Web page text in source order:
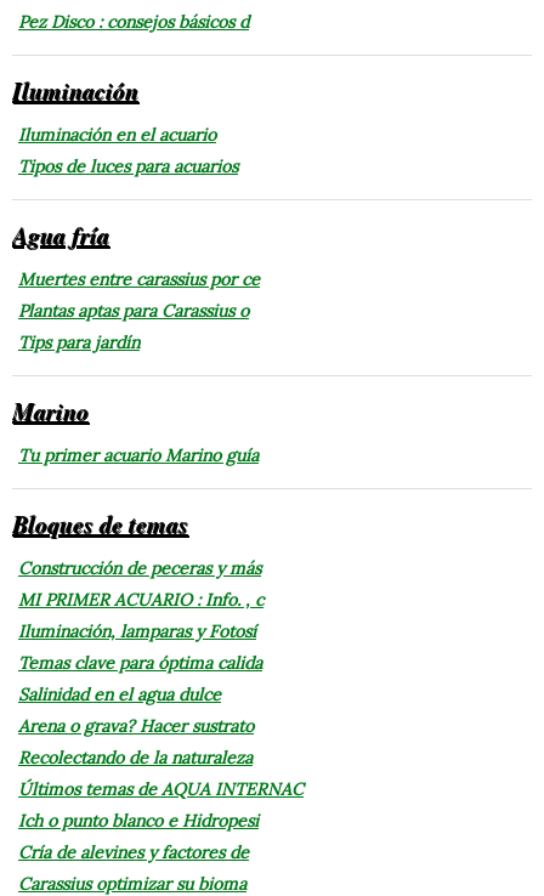
Pez Disco : consejos básicos d
Iluminación
Iluminación en el acuario
Tipos de luces para acuarios
Agua fría
Muertes entre carassius por ce
Plantas aptas para Carassius o
Tips para jardín
Marino
Tu primer acuario Marino guía
Bloques de temas
Construcción de peceras y más
MI PRIMER ACUARIO : Info. , c
Iluminación, lamparas y Fotosí
Temas clave para óptima calida
Salinidad en el agua dulce
Arena o grava? Hacer sustrato
Recolectando de la naturaleza
Últimos temas de AQUA INTERNAC
Ich o punto blanco e Hidropesi
Cría de alevines y factores de
Carassius optimizar su bioma